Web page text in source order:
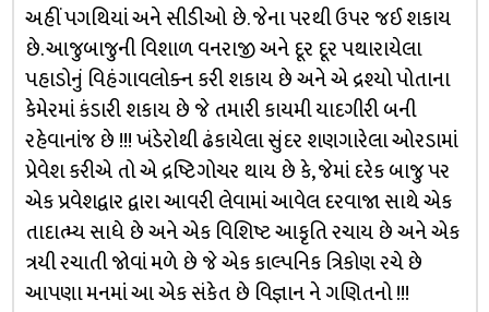
અહીં પગથિયાં અને સીડીઓ છે. જેના પરથી ઉપર જઈ શકાય
છે. આજુબાજુની વિશાળ વનરાજી અને દૂર દૂર પથારાયેલા
પહાડોનું વિહંગાવલોક્ન કરી શકાય છે અને એ દ્રશ્યો પોતાના
કેમેરમાં કંડારી શકાય છે જે તમારી કાયમી યાદગીરી બની
રહેવાનાંજ છે !!! ખંડેરોથી ઢંકાયેલા સુંદર શણગારેલા ઓરડામાં
પ્રેવેશ કરીએ તો એ દ્રષ્ટિગોચર થાય છે કે, જેમાં દરેક બાજુ પર
એક પ્રવેશદ્વાર દ્વારા આવરી લેવામાં આવેલ દરવાજા સાથે એક
તાદાત્મ્ય સાધે છે અને એક વિશિષ્ટ આકૃતિ રચાય છે અને એક
ત્રયી રચાતી જોવાં મળે છે જે એક કાલ્પનિક ત્રિકોણ રચે છે
આપણા મનમાં આ એક સંકેત છે વિજ્ઞાન ને ગણિતનો !!!